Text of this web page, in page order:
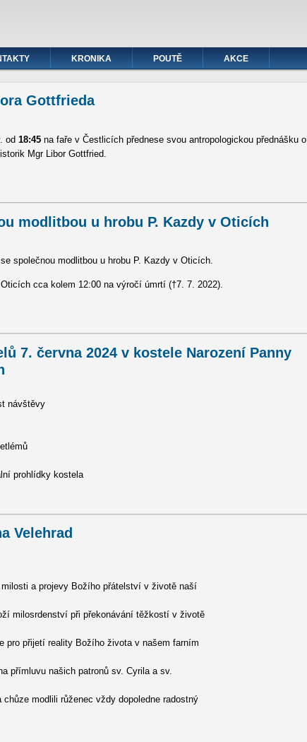
KRONIKA POUTĚ AKCE
Gottfrieda
od18:45na faře v Čestlicích přednese svou antropologickou přednášku o
Mgr Libor Gottfried.
modlitbou u hrobu P. Kazdy v Oticích
společnou modlitbou u hrobu P. Kazdy v Oticích.
cca kolem 12:00 na výročí úmrtí (†7. 7. 2022).
7. června 2024 v kostele Narození Panny
návštěvy
prohlídky kostela
Velehrad
a projevy Božího přátelství v životě naší
milosrdenství při překonávání těžkostí v životě
pro přijetí reality Božího života v našem farním
přímluvu našich patronů sv. Cyrila a sv.
modlili růženec vždy dopoledne radostný